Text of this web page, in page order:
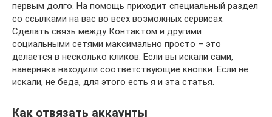
первым долго. На помощь приходит специальный раздел
со ссылками на вас во всех возможных сервисах.
Сделать связь между Контактом и другими
социальными сетями максимально просто – это
делается в несколько кликов. Если вы искали сами,
наверняка находили соответствующие кнопки. Если не
искали, не беда, для этого есть я и эта статья.
Как отвязать аккаунты